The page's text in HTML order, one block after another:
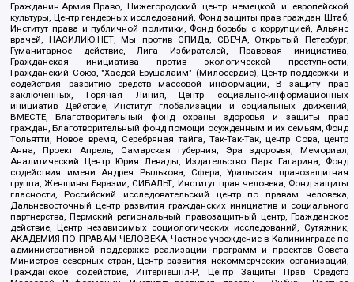
Гражданин.Армия.Право, Нижегородский центр немецкой и европейской
культуры, Центр гендерных исследований, Фонд защиты прав граждан Штаб,
Институт права и публичной политики, Фонд борьбы с коррупцией, Альянс
врачей, НАСИЛИЮ.НЕТ, Мы против СПИДа, СВЕЧА, Открытый Петербург,
Гуманитарное действие, Лига Избирателей, Правовая инициатива,
Гражданская инициатива против экологической преступности,
Гражданский Союз, "Хасдей Ерушалаим" (Милосердие), Центр поддержки и
содействия развитию средств массовой информации, В защиту прав
заключенных, Горячая Линия, Центр социально-информационных
инициатив Действие, Институт глобализации и социальных движений,
ВМЕСТЕ, Благотворительный фонд охраны здоровья и защиты прав
граждан, Благотворительный фонд помощи осужденным и их семьям, Фонд
Тольятти, Новое время, Серебряная тайга, Так-Так-Так, центр Сова, центр
Анна, Проект Апрель, Самарская губерния, Эра здоровья, Мемориал,
Аналитический Центр Юрия Левады, Издательство Парк Гагарина, Фонд
содействия имени Андрея Рылькова, Сфера, Уральская правозащитная
группа, Женщины Евразии, СИБАЛЬТ, Институт прав человека, Фонд защиты
гласности, Российский исследовательский центр по правам человека,
Дальневосточный центр развития гражданских инициатив и социального
партнерства, Пермский региональный правозащитный центр, Гражданское
действие, Центр независимых социологических исследований, Сутяжник,
АКАДЕМИЯ ПО ПРАВАМ ЧЕЛОВЕКА, Частное учреждение в Калининграде по
административной поддержке реализации программ и проектов Совета
Министров северных стран, Центр развития некоммерческих организаций,
Гражданское содействие, Интернешнл-Р, Центр Защиты Прав Средств